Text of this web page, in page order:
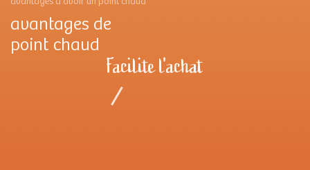
avantages de
point chaud
Facilite l'achat